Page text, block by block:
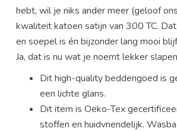
hebt, wil je niks ander meer (geloof
kwaliteit katoen satijn van 300 TC.
en soepel is én bijzonder lang mooi
Ja, dat is nu wat je noemt lekker
Dit high-quality beddengoed is
een lichte glans.
Dit item is Oeko-Tex
stoffen en huidvriendelijk.